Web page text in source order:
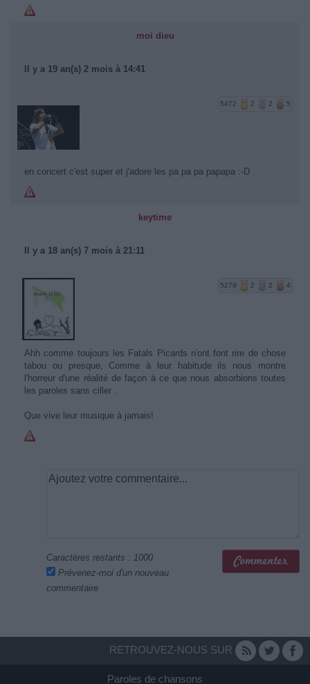
moi dieu
Il y a 19 an(s) 2 mois à 14:41
5472 2 2 5
en concert c'est super et j'adore les pa pa pa papapa :-D
keytime
Il y a 18 an(s) 7 mois à 21:11
5279 2 2 4
Ahh comme toujours les Fatals Picards n'ont font rire de chose
tabou ou presque, Comme à leur habitude ils nous montre
l'horreur d'une réalité de façon à ce que nous absorbions toutes
les paroles sans ciller .
Que vive leur musique à jamais!
Caractères restants : 1000
Prévenez-moi d'un nouveau
commentaire
RETROUVEZ-NOUS SUR
Paroles de chansons